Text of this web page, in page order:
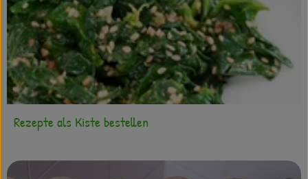
Rezepte als Kiste bestellen